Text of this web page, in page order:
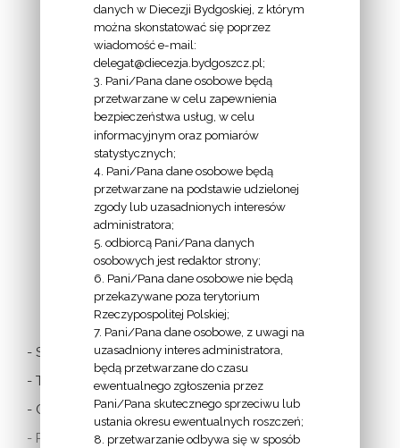
INFORMACJE
EPISKOPATU
POLSKI:
LINKI
- Stolica Apostolska
- Twitter Papieża
- Czytania z dnia
- Polska Misja
danych w Diecezji Bydgoskiej, z którym
można skonstatować się poprzez
wiadomość e-mail:
delegat@diecezja.bydgoszcz.pl;
3. Pani/Pana dane osobowe będą
przetwarzane w celu zapewnienia
bezpieczeństwa usług, w celu
informacyjnym oraz pomiarów
statystycznych;
4. Pani/Pana dane osobowe będą
przetwarzane na podstawie udzielonej
zgody lub uzasadnionych interesów
administratora;
5. odbiorcą Pani/Pana danych
osobowych jest redaktor strony;
6. Pani/Pana dane osobowe nie będą
przekazywane poza terytorium
Rzeczypospolitej Polskiej;
7. Pani/Pana dane osobowe, z uwagi na
uzasadniony interes administratora,
będą przetwarzane do czasu
ewentualnego zgłoszenia przez
Pani/Pana skutecznego sprzeciwu lub
ustania okresu ewentualnych roszczeń;
8. przetwarzanie odbywa się w sposób